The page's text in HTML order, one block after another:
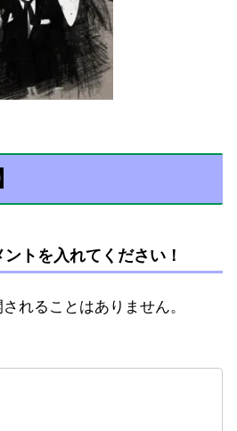
トを入れてください！
れることはありません。